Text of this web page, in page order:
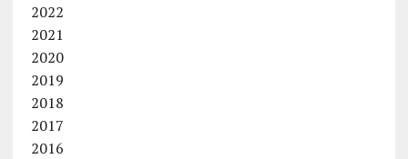
2022
2021
2020
2019
2018
2017
2016